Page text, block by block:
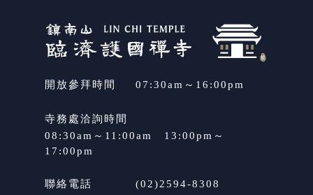
開放參拜時間 07:30am～16:00pm
寺務處洽詢時間
08:30am～11:00am　13:00pm～
17:00pm
聯絡電話 (02)2594-8308